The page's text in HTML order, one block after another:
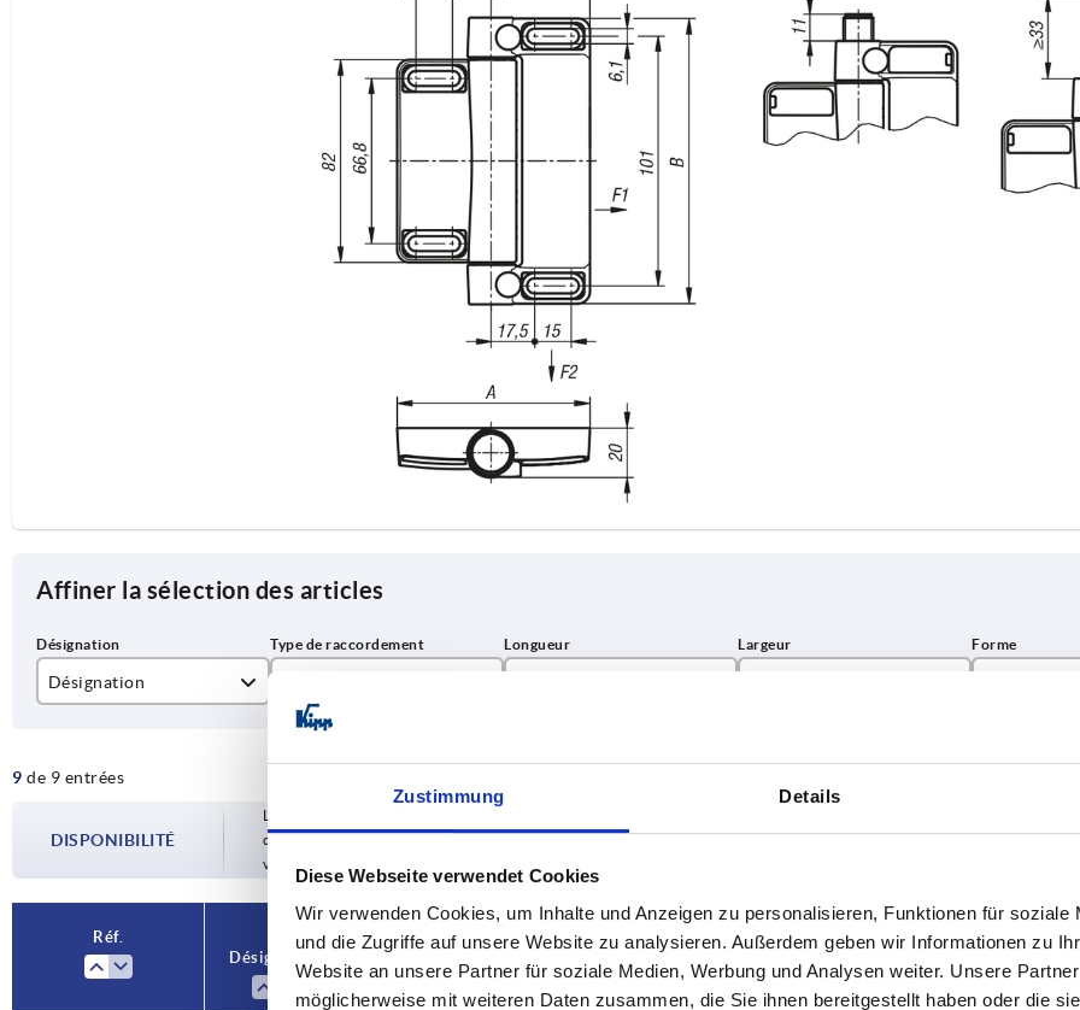
Zustimmung Details
Diese Webseite verwendet Cookies
Wir verwenden Cookies, um Inhalte und Anzeigen zu personalisieren, Funktionen für soziale
und die Zugriffe auf unsere Website zu analysieren. Außerdem geben wir Informationen zu
Website an unsere Partner für soziale Medien, Werbung und Analysen weiter. Unsere
möglicherweise mit weiteren Daten zusammen, die Sie ihnen bereitgestellt haben oder die
Affiner la sélection des articles
Désignation
Charnière supplémentaire
conecteur
9 de 9 entrées
DISPONIBILITÉ
Les disponibilités sont mises à jour plusieurs fois par jour à intervalles réguliers. La date
d’expédition confirmée vous est communiquée à l’étape finale, avant la finalisation de
votre commande.
Réf.
Désignation
Type de
raccordement
Forme contacts
raccordement